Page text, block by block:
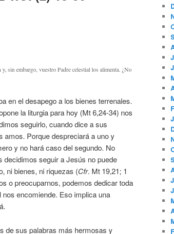
sin embargo, vuestro Padre celestial los alimenta. ¿No
en el desapego a los bienes terrenales.
la liturgia para hoy (Mt 6,24-34) nos
seguirlo, cuando dice a sus
amos. Porque despreciará a uno y
y no hará caso del segundo. No
decidimos seguir a Jesús no puede
ni bienes, ni riquezas (Cfr. Mt 19,21; 1
o preocuparnos, podemos dedicar toda
encomiende. Eso implica una
de sus palabras más hermosas y